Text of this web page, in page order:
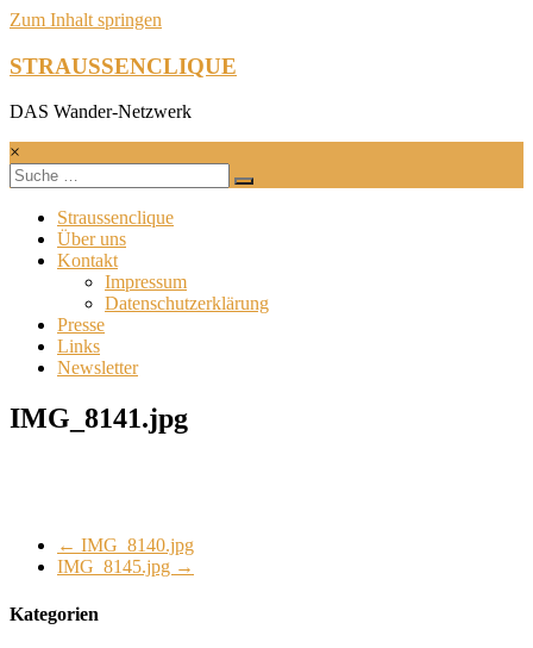
Zum Inhalt springen
STRAUSSENCLIQUE
DAS Wander-Netzwerk
×
Straussenclique
Über uns
Kontakt
Impressum
Datenschutzerklärung
Presse
Links
Newsletter
IMG_8141.jpg
← IMG_8140.jpg
IMG_8145.jpg →
Kategorien